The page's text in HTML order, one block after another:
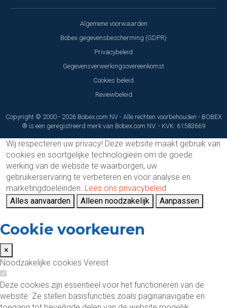
Algemene voorwaarden
Bobex gegevensbescherming (GDPR)
Privacybeleid
Gegevensverwerkingsovereenkomst
Cookies beleid
Reviewbeleid
Copyright © 2000 - 2026 Bobex.com NV - Alle rechten voorbehouden - BOBEX
® is een geregistreerd merk van Bobex.com NV. - KVK: 61583669
Wij respecteren uw privacy! Deze website maakt gebruik van
cookies en soortgelijke technologieën om de goede
werking van de website te waarborgen, uw
gebruikerservaring te verbeteren en voor analyse en
marketingdoeleinden. Lees ons privacybeleid
Alles aanvaarden
Alleen noodzakelijk Aanpassen
Cookie voorkeuren
×
Noodzakelijke cookies Vereist
Deze cookies zijn essentieel voor het functioneren van de
website. Ze stellen basisfuncties zoals paginanavigatie en